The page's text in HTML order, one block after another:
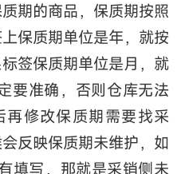
期的商品，保质期按照
保质期单位是年，就按
签保质期单位是月，就
要准确，否则仓库无法
修改保质期需要找采
反映保质期未维护，如
填写，那就是采销侧未